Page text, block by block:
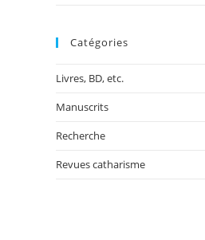
Catégories
Livres, BD, etc.
Manuscrits
Recherche
Revues catharisme